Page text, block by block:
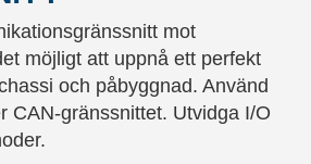
mot
möjligt att uppnå ett perfekt
och påbyggnad. Använd
CAN-gränssnittet. Utvidga I/O